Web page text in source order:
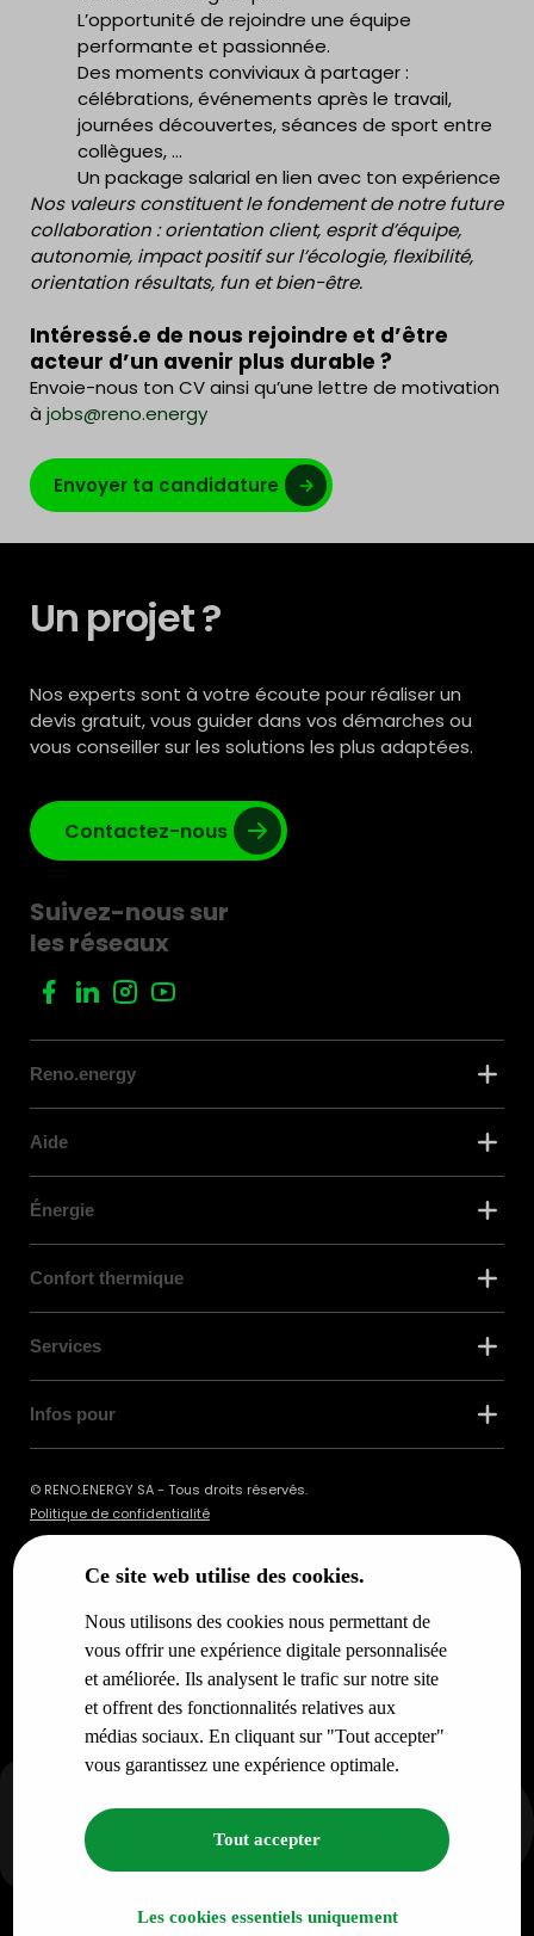
Ce site web utilise des cookies.
Nous utilisons des cookies nous permettant de
vous offrir une expérience digitale personnalisée
et améliorée. Ils analysent le trafic sur notre site
et offrent des fonctionnalités relatives aux
médias sociaux. En cliquant sur "Tout accepter"
vous garantissez une expérience optimale.
Tout accepter
Les cookies essentiels uniquement
L’opportunité de rejoindre une équipe
performante et passionnée.
Des moments conviviaux à partager :
célébrations, événements après le travail,
journées découvertes, séances de sport entre
collègues, …
Un package salarial en lien avec ton expérience
Nos valeurs constituent le fondement de notre future
collaboration : orientation client, esprit d’équipe,
autonomie, impact positif sur l’écologie, flexibilité,
orientation résultats, fun et bien-être.
Intéressé.e de nous rejoindre et d’être
acteur d’un avenir plus durable ?
Envoie-nous ton CV ainsi qu’une lettre de motivation
à jobs@reno.energy
Envoyer ta candidature
Un projet ?
Nos experts sont à votre écoute pour réaliser un
devis gratuit, vous guider dans vos démarches ou
vous conseiller sur les solutions les plus adaptées.
Contactez-nous
Suivez-nous sur
les réseaux
Reno.energy
Aide
Énergie
Confort thermique
Services
Infos pour
© RENO.ENERGY SA - Tous droits réservés.
Politique de confidentialité